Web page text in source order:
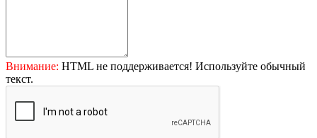
Внимание: HTML не поддерживается! Используйте обычный
текст.